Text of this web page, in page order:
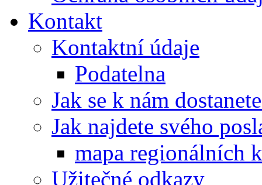
Kontakt
Kontaktní údaje
Podatelna
Jak se k nám
Jak najdete svého
mapa regionálních
Užitečné odkazy